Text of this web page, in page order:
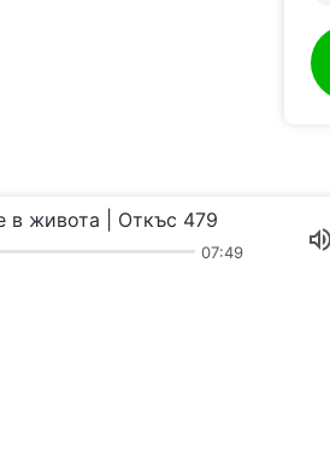
в живота | Откъс 479
07:49